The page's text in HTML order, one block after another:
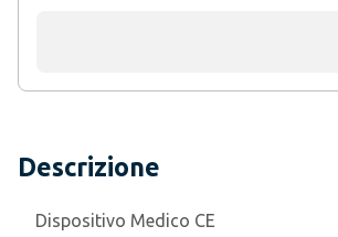
Descrizione
Dispositivo Medico CE